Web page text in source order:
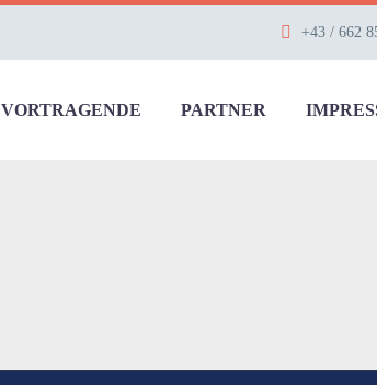
+43 / 662
VORTRAGENDE PARTNER